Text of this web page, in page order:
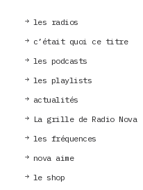
les radios
c’était quoi ce titre
les podcasts
les playlists
actualités
La grille de Radio Nova
les fréquences
nova aime
le shop